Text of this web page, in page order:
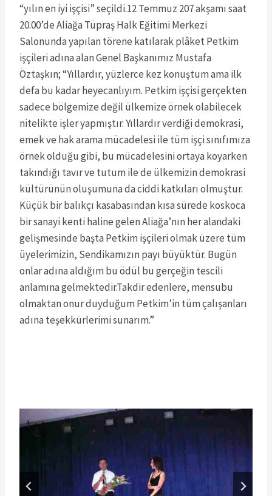
“yılın en iyi işçisi” seçildi.12 Temmuz 207 akşamı saat
20.00’de Aliağa Tüpraş Halk Eğitimi Merkezi
Salonunda yapılan törene katılarak plâket Petkim
işçileri adına alan Genel Başkanımız Mustafa
Öztaşkın; “Yıllardır, yüzlerce kez konuştum ama ilk
defa bu kadar heyecanlıyım. Petkim işçisi gerçekten
sadece bölgemize değil ülkemize örnek olabilecek
nitelikte işler yapmıştır. Yıllardır verdiği demokrasi,
emek ve hak arama mücadelesi ile tüm işçi sınıfımıza
örnek olduğu gibi, bu mücadelesini ortaya koyarken
takındığı tavır ve tutum ile de ülkemizin demokrasi
kültürünün oluşumuna da ciddi katkıları olmuştur.
Küçük bir balıkçı kasabasından kısa sürede koskoca
bir sanayi kenti haline gelen Aliağa’nın her alandaki
gelişmesinde başta Petkim işçileri olmak üzere tüm
üyelerimizin, Sendikamızın payı büyüktür. Bugün
onlar adına aldığım bu ödül bu gerçeğin tescili
anlamına gelmektedir.Takdir edenlere, mensubu
olmaktan onur duyduğum Petkim’in tüm çalışanları
adına teşekkürlerimi sunarım.”